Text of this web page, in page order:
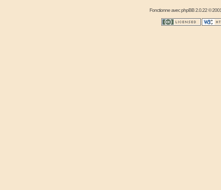
Fonctionne avecphpBB2.0.22 ©